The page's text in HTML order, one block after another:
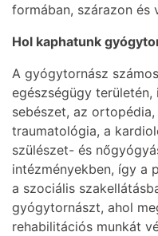
formában, szárazon és
Hol kaphatunk
A gyógytornász
egészségügy
sebészet, az
traumatológia, a
szülészet- és
intézményekben, így a
a szociális
gyógytornászt, ahol
rehabilitációs munkát